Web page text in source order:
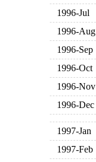
1996-Jul
1996-Aug
1996-Sep
1996-Oct
1996-Nov
1996-Dec
1997-Jan
1997-Feb